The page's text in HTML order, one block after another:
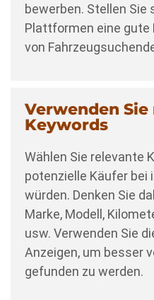
bewerben. Stellen Sie
Plattformen eine gute
von
Verwenden
Keywords
Wählen Sie relevante
potenzielle Käufer bei
würden. Denken Sie
Marke, Modell,
usw. Verwenden Sie
Anzeigen, um besser
gefunden zu werden.